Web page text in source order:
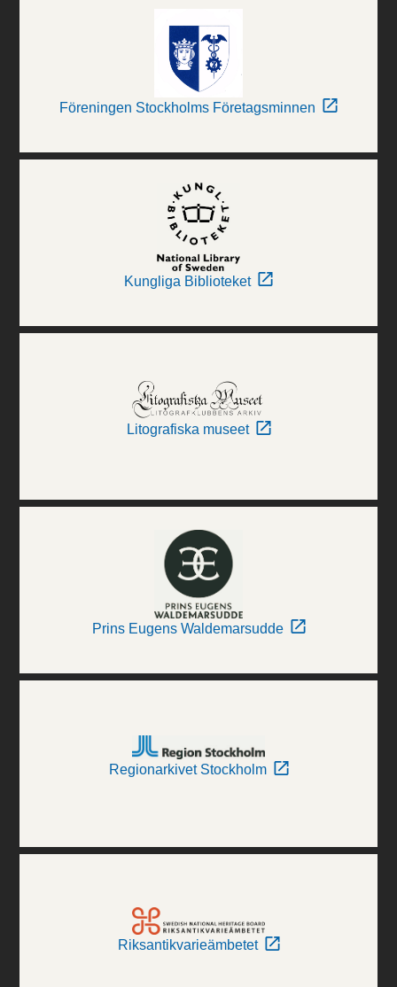
Föreningen Stockholms Företagsminnen
Kungliga Biblioteket
Litografiska museet
Prins Eugens Waldemarsudde
Regionarkivet Stockholm
Riksantikvarieämbetet